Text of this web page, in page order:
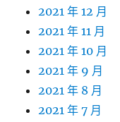
2021 年 12 月
2021 年 11 月
2021 年 10 月
2021 年 9 月
2021 年 8 月
2021 年 7 月